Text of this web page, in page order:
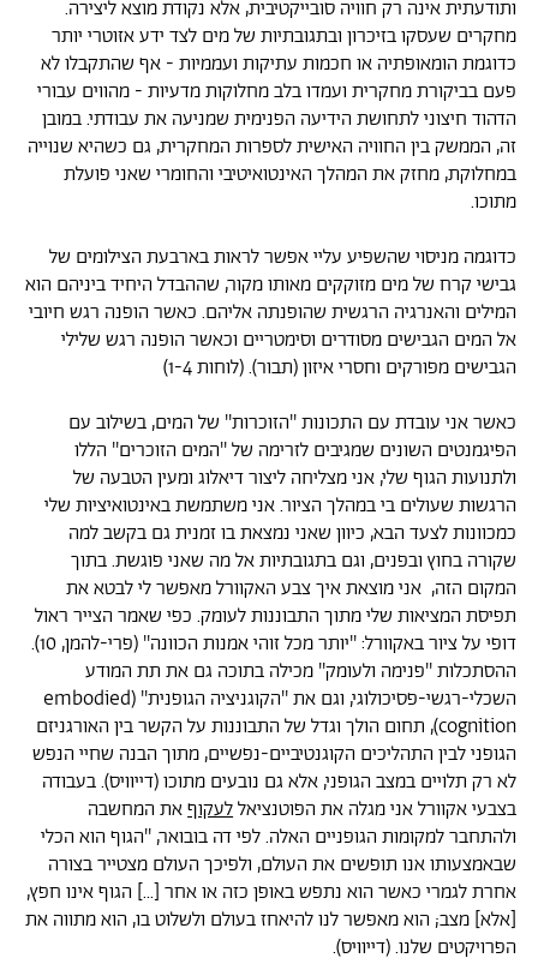
ותודעתית אינה רק חוויה סובייקטיבית, אלא נקודת מוצא ליצירה.
מחקרים שעסקו בזיכרון ובתגובתיות של מים לצד ידע אזוטרי יותר
כדוגמת הומאופתיה או חכמות עתיקות ועממיות - אף שהתקבלו לא
פעם בביקורת מחקרית ועמדו בלב מחלוקות מדעיות - מהווים עבורי
הדהוד חיצוני לתחושת הידיעה הפנימית שמניעה את עבודתי. במובן
זה, הממשק בין החוויה האישית לספרות המחקרית, גם כשהיא שנוייה
במחלוקת, מחזק את המהלך האינטואיטיבי והחומרי שאני פועלת
מתוכו.
כדוגמה מניסוי שהשפיע עליי אפשר לראות בארבעת הצילומים של
גבישי קרח של מים מזוקקים מאותו מקור, שההבדל היחיד ביניהם הוא
המילים והאנרגיה הרגשית שהופנתה אליהם. כאשר הופנה רגש חיובי
אל המים הגבישים מסודרים וסימטריים וכאשר הופנה רגש שלילי
הגבישים מפורקים וחסרי איזון (תבור). (לוחות 1-4)
כאשר אני עובדת עם התכונות ''הזוכרות'' של המים, בשילוב עם
הפיגמנטים השונים שמגיבים לזרימה של ''המים הזוכרים'' הללו
ולתנועות הגוף שלי, אני מצליחה ליצור דיאלוג ומעין הטבעה של
הרגשות שעולים בי במהלך הציור. אני משתמשת באינטואיציות שלי
כמכוונות לצעד הבא, כיוון שאני נמצאת בו זמנית גם בקשב למה
שקורה בחוץ ובפנים, וגם בתגובתיות אל מה שאני פוגשת. בתוך
המקום הזה, אני מוצאת איך צבע האקוורל מאפשר לי לבטא את
תפיסת המציאות שלי מתוך התבוננות לעומק. כפי שאמר הצייר ראול
דופי על ציור באקוורל: ''יותר מכל זוהי אמנות הכוונה'' (פרי-להמן, 10).
ההסתכלות ''פנימה ולעומק'' מכילה בתוכה גם את תת המודע
השכלי-רגשי-פסיכולוגי, וגם את ''הקוגניציה הגופנית'' (embodied
cognition), תחום הולך וגדל של התבוננות על הקשר בין האורגניזם
הגופני לבין התהליכים הקוגנטיביים-נפשיים, מתוך הבנה שחיי הנפש
לא רק תלויים במצב הגופני, אלא גם נובעים מתוכו (דייוויס). בעבודה
בצבעי אקוורל אני מגלה את הפוטנציאללעקוףאת המחשבה
ולהתחבר למקומות הגופניים האלה. לפי דה בובואר, ''הגוף הוא הכלי
שבאמצעותו אנו תופשים את העולם, ולפיכך העולם מצטייר בצורה
אחרת לגמרי כאשר הוא נתפש באופן כזה או אחר [...] הגוף אינו חפץ,
[אלא] מצב; הוא מאפשר לנו להיאחז בעולם ולשלוט בו, הוא מתווה את
הפרויקטים שלנו. (דייוויס).